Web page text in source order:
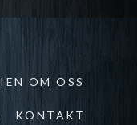
OM OSS
KONTAKT